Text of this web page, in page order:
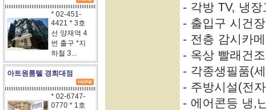
* 02-451-
4421 * 3호
선 양재역 4
번 출구 *지
하철 3...
아트원룸텔 경희대점
* 02-6747-
0770 * 1호
- 각방 TV, 냉
- 출입구 시건
- 전층 감시카
- 옥상 빨래건
- 각종생필품(
- 주방시설(전
- 에어콘등 냉,